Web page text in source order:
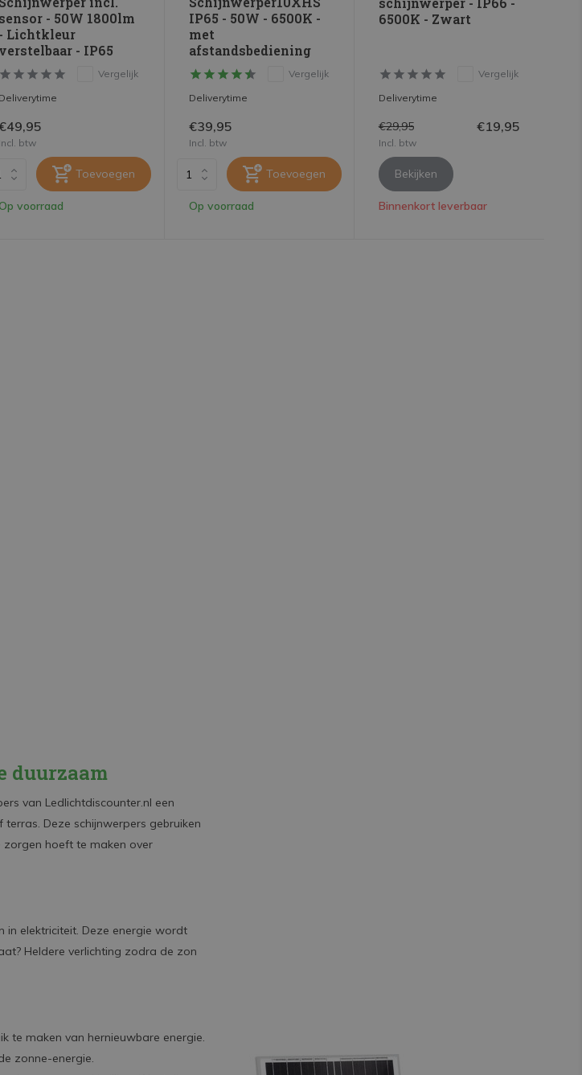
sensor - 50W 1800lm
- Lichtkleur
verstelbaar - IP65
Vergelijk
Deliverytime
Incl. btw
Toevoegen
Op voorraad
IP65 - 50W - 6500K -
met
afstandsbediening
Vergelijk
Deliverytime
€39,95
Incl. btw
Toevoegen
Op voorraad
6500K - Zwart
Vergelijk
Deliverytime
€29,95 €19,95
Incl. btw
Bekijken
Binnenkort leverbaar
duurzaam
van Ledlichtdiscounter.nl een
Deze schijnwerpers gebruiken
zorgen hoeft te maken over
in elektriciteit. Deze energie wordt
Heldere verlichting zodra de zon
te maken van hernieuwbare energie.
zonne-energie.